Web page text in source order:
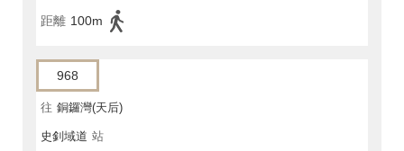
距離 100m
968
往 銅鑼灣(天后)
史釗域道 站